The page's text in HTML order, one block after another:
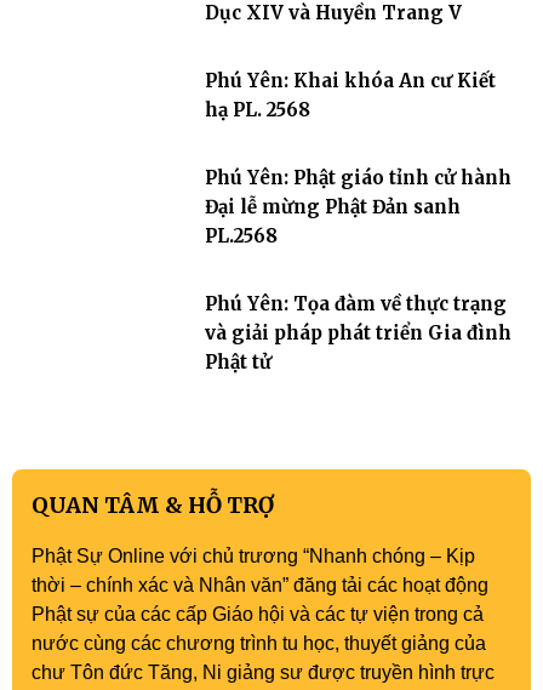
Dục XIV và Huyền Trang V
Phú Yên: Khai khóa An cư Kiết
hạ PL. 2568
Phú Yên: Phật giáo tỉnh cử hành
Đại lễ mừng Phật Đản sanh
PL.2568
Phú Yên: Tọa đàm về thực trạng
và giải pháp phát triển Gia đình
Phật tử
QUAN TÂM & HỖ TRỢ
Phật Sự Online với chủ trương “Nhanh chóng – Kịp
thời – chính xác và Nhân văn” đăng tải các hoạt động
Phật sự của các cấp Giáo hội và các tự viện trong cả
nước cùng các chương trình tu học, thuyết giảng của
chư Tôn đức Tăng, Ni giảng sư được truyền hình trực